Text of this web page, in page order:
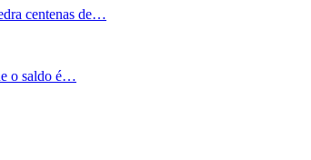
centenas de…
o saldo é…